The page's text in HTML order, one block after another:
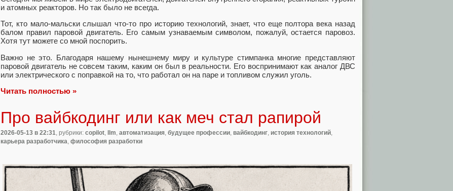
и атомных реакторов. Но так было не всегда.
Тот, кто мало-мальски слышал что-то про историю технологий, знает, что еще полтора века назад
балом правил паровой двигатель. Его самым узнаваемым символом, пожалуй, остается паровоз.
Хотя тут можете со мной поспорить.
Важно не это. Благодаря нашему нынешнему миру и культуре стимпанка многие представляют
паровой двигатель не совсем таким, каким он был в реальности. Его воспринимают как аналог ДВС
или электрического с поправкой на то, что работал он на паре и топливом служил уголь.
Читать полностью »
Про вайбкодинг или как меч стал рапирой
2026-05-13 в 22:31, рубрики: copilot, llm, автоматизация, будущее профессии, вайбкодинг, история технологий,
карьера разработчика, философия разработки